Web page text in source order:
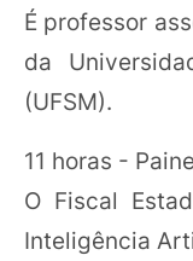
É professor
da
(UFSM).
11 horas -
O Fiscal
Inteligência